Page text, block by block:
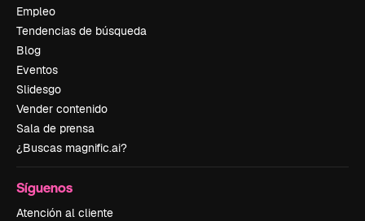
Empleo
Tendencias de búsqueda
Blog
Eventos
Slidesgo
Vender contenido
Sala de prensa
¿Buscas magnific.ai?
Síguenos
Atención al cliente